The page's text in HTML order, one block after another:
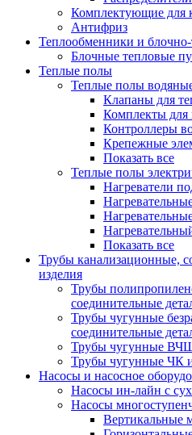
Комплектующие для
Антифриз
Теплообменники и
Блочные тепловые
Теплые полы
Теплые полы
Клапаны для
Комплекты для
Контроллеры
Крепежные
Показать все
Теплые полы
Нагреватели
Показать все
Трубы канализационные,
изделия
Трубы
соединительные
Трубы чугунные
соединительные
Трубы чугунные
Трубы чугунные ЧК
Насосы и насосное
Насосы ин-лайн с
Насосы
Вертикальные